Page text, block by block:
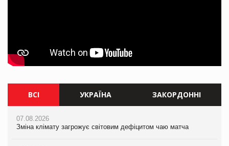
ВСІ УКРАЇНА ЗАКОРДОННІ
07.08.2026
Зміна клімату загрожує світовим дефіцитом чаю матча
07.08.2026
Зміна клімату загрожує світовим дефіцитом чаю матча
07.08.2026
Зміна клімату загрожує світовим дефіцитом чаю матча